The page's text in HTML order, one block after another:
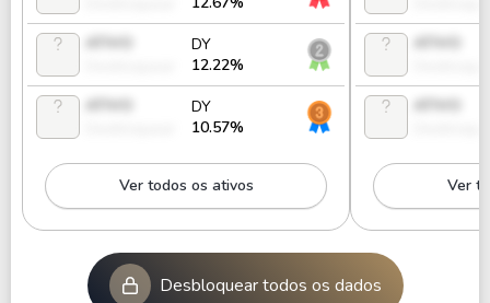
DY
12.22%
DY
10.57%
Ver todos os ativos Ver
Desbloquear todos os dados